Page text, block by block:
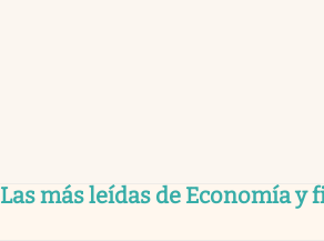
Las más leídas de Economía y